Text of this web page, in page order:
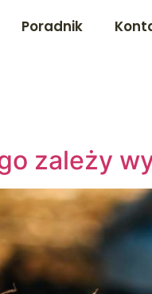
Poradnik
zależy